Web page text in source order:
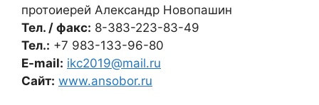
протоиерей Александр Новопашин
Тел. / факс: 8-383-223-83-49
Тел.: +7 983-133-96-80
E-mail: ikc2019@mail.ru
Сайт: www.ansobor.ru